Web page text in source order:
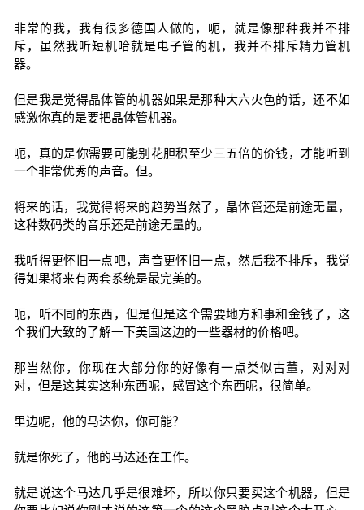
非常的我，我有很多德国人做的，呃，就是像那种我并不排
斥，虽然我听短机哈就是电子管的机，我并不排斥精力管机
器。
但是我是觉得晶体管的机器如果是那种大六火色的话，还不如
感激你真的是要把晶体管机器。
呃，真的是你需要可能别花胆积至少三五倍的价钱，才能听到
一个非常优秀的声音。但。
将来的话，我觉得将来的趋势当然了，晶体管还是前途无量，
这种数码类的音乐还是前途无量的。
我听得更怀旧一点吧，声音更怀旧一点，然后我不排斥，我觉
得如果将来有两套系统是最完美的。
呃，听不同的东西，但是但是这个需要地方和事和金钱了，这
个我们大致的了解一下美国这边的一些器材的价格吧。
那当然你，你现在大部分你的好像有一点类似古董，对对对
对，但是这其实这种东西呢，感冒这个东西呢，很简单。
里边呢，他的马达你，你可能？
就是你死了，他的马达还在工作。
就是说这个马达几乎是很难坏，所以你只要买这个机器，但是